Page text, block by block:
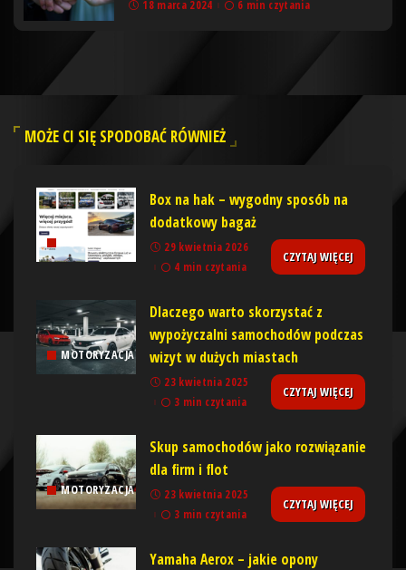
18 marca 2024 6 min czytania
MOŻE CI SIĘ SPODOBAĆ RÓWNIEŻ
Box na hak – wygodny sposób na
dodatkowy bagaż
29 kwietnia 2026
4 min czytania
CZYTAJ WIĘCEJ
MOTORYZACJA
Dlaczego warto skorzystać z
wypożyczalni samochodów podczas
wizyt w dużych miastach
23 kwietnia 2025
3 min czytania
CZYTAJ WIĘCEJ
MOTORYZACJA
Skup samochodów jako rozwiązanie
dla firm i flot
23 kwietnia 2025
3 min czytania
CZYTAJ WIĘCEJ
Yamaha Aerox – jakie opony